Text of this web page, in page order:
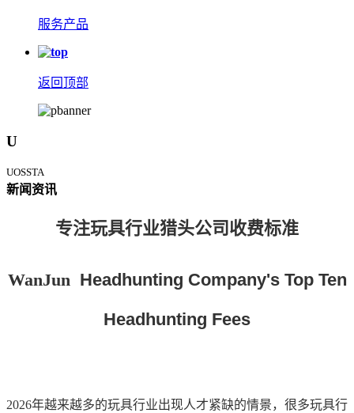
服务产品
返回顶部
U
UOSSTA
新闻资讯
专注玩具行业猎头公司收费标准
WanJun Headhunting Company's Top Ten
Headhunting Fees
2026年越来越多的玩具行业出现人才紧缺的情景，很多玩具行